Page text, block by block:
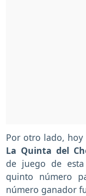
Por otro lado,
La Quinta del
de juego de
quinto número
número ganador